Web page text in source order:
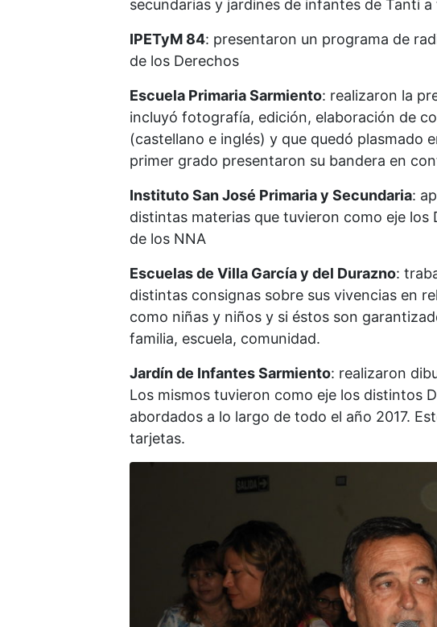
secundarias y jardines de infantes de Tanti
IPETyM 84: presentaron un programa de
de los Derechos
Escuela Primaria Sarmiento: realizaron la
incluyó fotografía, edición, elaboración de
(castellano e inglés) y que quedó plasmado
primer grado presentaron su bandera en
Instituto San José Primaria y Secundaria:
distintas materias que tuvieron como eje los
de los NNA
Escuelas de Villa García y del Durazno:
distintas consignas sobre sus vivencias en
como niñas y niños y si éstos son
familia, escuela, comunidad.
Jardín de Infantes Sarmiento: realizaron
Los mismos tuvieron como eje los distintos
abordados a lo largo de todo el año 2017.
tarjetas.